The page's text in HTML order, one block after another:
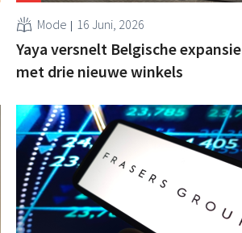
Mode 16 Juni, 2026
Yaya versnelt Belgische expansie
met drie nieuwe winkels